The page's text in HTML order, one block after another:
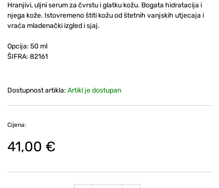
Hranjivi, uljni serum za čvrstu i glatku kožu. Bogata hidratacija i
njega kože. Istovremeno štiti kožu od štetnih vanjskih utjecaja i
vraća mladenački izgled i sjaj.
Opcija: 50 ml
ŠIFRA: 82161
Dostupnost artikla: Artikl je dostupan
Cijena:
41,00 €